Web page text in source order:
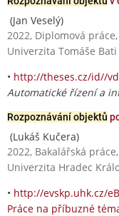
(Jan Veselý)
2022, Diplomová
Univerzita Tomáše
• http://theses.cz/id//
Automatické řízení a
Rozpoznávání objektů
(Lukáš Kučera)
2022, Bakalářská
Univerzita Hradec
• http://evskp.uhk.cz/
Práce na příbuzné